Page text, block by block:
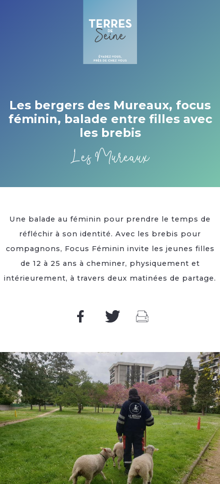
Les bergers des Mureaux, focus
féminin, balade entre filles avec
les brebis
Les Mureaux
Une balade au féminin pour prendre le temps de
réfléchir à son identité. Avec les brebis pour
compagnons, Focus Féminin invite les jeunes filles
de 12 à 25 ans à cheminer, physiquement et
intérieurement, à travers deux matinées de partage.